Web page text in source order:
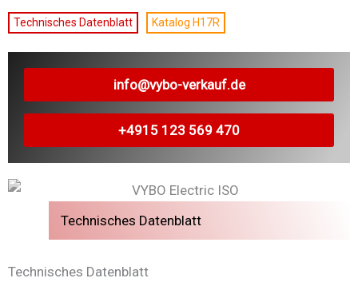
Technisches Datenblatt Katalog H17R
info@vybo-verkauf.de
+4915 123 569 470
Technisches Datenblatt
Technisches Datenblatt